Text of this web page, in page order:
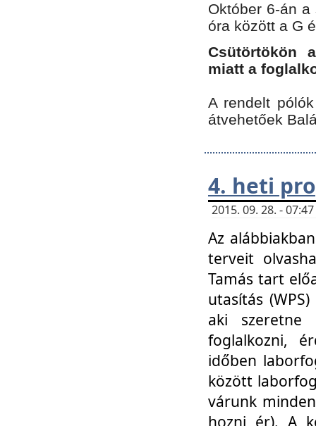
Október 6-án
óra között a G
Csütörtökön
miatt a
A rendelt
átvehetőek
4. heti
2015. 09. 28. -
Az
terveit
Tamás tart
utasítás
aki szeretne
foglalkozni,
időben
között
várunk
hozni ér). A